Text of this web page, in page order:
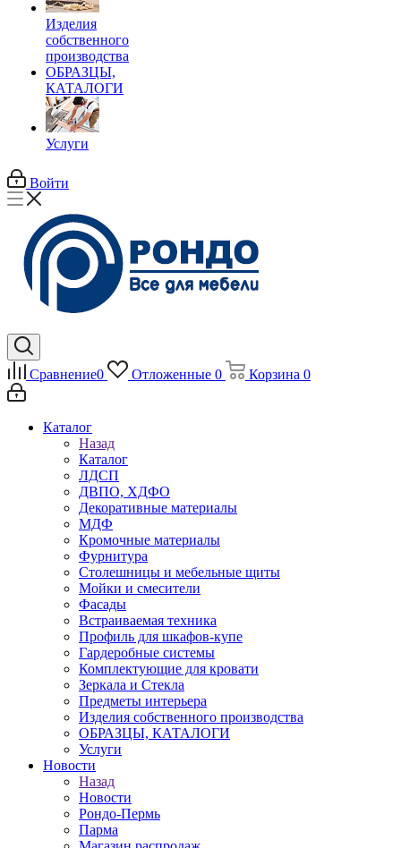
Изделия
собственного
производства
ОБРАЗЦЫ,
КАТАЛОГИ
Услуги
Войти
Сравнение0 Отложенные 0 Корзина 0
Каталог
Назад
Каталог
ЛДСП
ДВПО, ХДФО
Декоративные материалы
МДФ
Кромочные материалы
Фурнитура
Столешницы и мебельные щиты
Мойки и смесители
Фасады
Встраиваемая техника
Профиль для шкафов-купе
Гардеробные системы
Комплектующие для кровати
Зеркала и Стекла
Предметы интерьера
Изделия собственного производства
ОБРАЗЦЫ, КАТАЛОГИ
Услуги
Новости
Назад
Новости
Рондо-Пермь
Парма